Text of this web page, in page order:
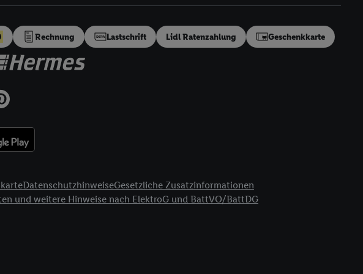
Rechnung Lastschrift Lidl Ratenzahlung Geschenkkarte
DatenschutzhinweiseGesetzliche Zusatzinformationen
und weitere Hinweise nach ElektroG und BattVO/BattDG
oder über „Anpassen“/„Nutzung der
von Utiq.
zulassen. Durch einen Klick auf
Zwecken unter Einbindung sämtlicher
Datenschutzbestimmungen
oder Partner zulassen; das gilt auch für die
Fehlerbehebung, Bereitstellung und
automatisch übermittelter Informationen,
basierten Utiq-
der Angebote. Analyse von